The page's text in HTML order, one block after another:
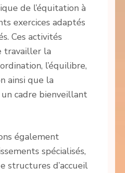
de l’équitation à
exercices adaptés
Ces activités
travailler la
l’équilibre,
ainsi que la
un cadre bienveillant
également
spécialisés,
structures d’accueil